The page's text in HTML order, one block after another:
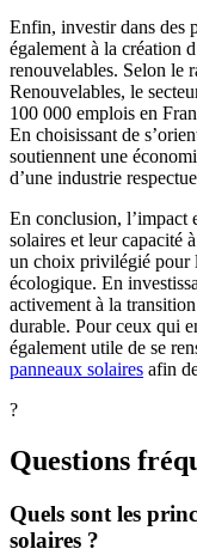
Enfin, investir dans des
également à la création
renouvelables. Selon le
Renouvelables, le
100 000 emplois en
En choisissant de
soutiennent une
d’une industrie
En conclusion, l’impact
solaires et leur capacité
un choix privilégié pour
écologique. En
activement à la
durable. Pour ceux qui
également utile de se
panneaux solaires afin
?
Questions
Quels sont les
solaires ?